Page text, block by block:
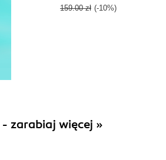
cover every widget in
159.00 zł (-10%)
zarabiaj więcej »